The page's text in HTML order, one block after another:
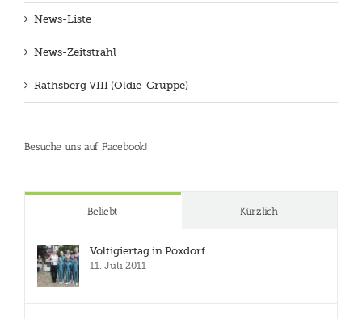
News-Liste
News-Zeitstrahl
Rathsberg VIII (Oldie-Gruppe)
Besuche uns auf Facebook!
Beliebt Kürzlich
Voltigiertag in Poxdorf
11. Juli 2011